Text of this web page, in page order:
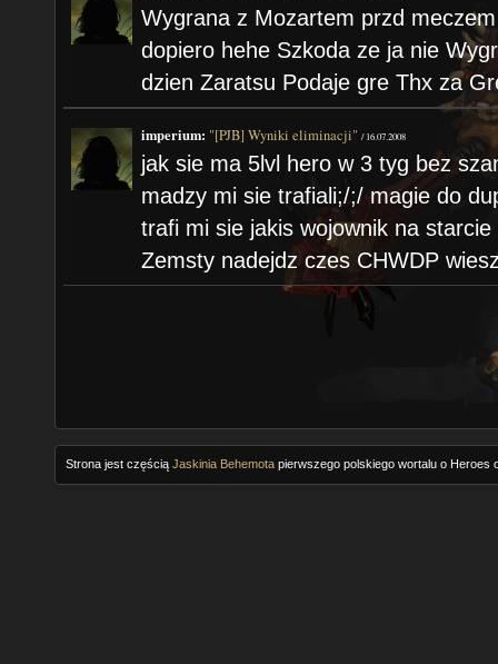
Wygrana z Mozartem przd
dopiero hehe Szkoda ze ja nie
dzien Zaratsu Podaje gre Thx za
imperium: "[PJB] Wyniki eliminacji"/16.07.2008
jak sie ma 5lvl hero w 3 tyg bez
madzy mi sie trafiali;/;/ magie do
trafi mi sie jakis wojownik na
Zemsty nadejdz czes CHWDP
Strona jest częścią Jaskinia Behemotapierwszego polskiego wortalu o Heroes